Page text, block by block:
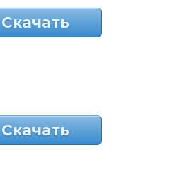
Скачать
Скачать